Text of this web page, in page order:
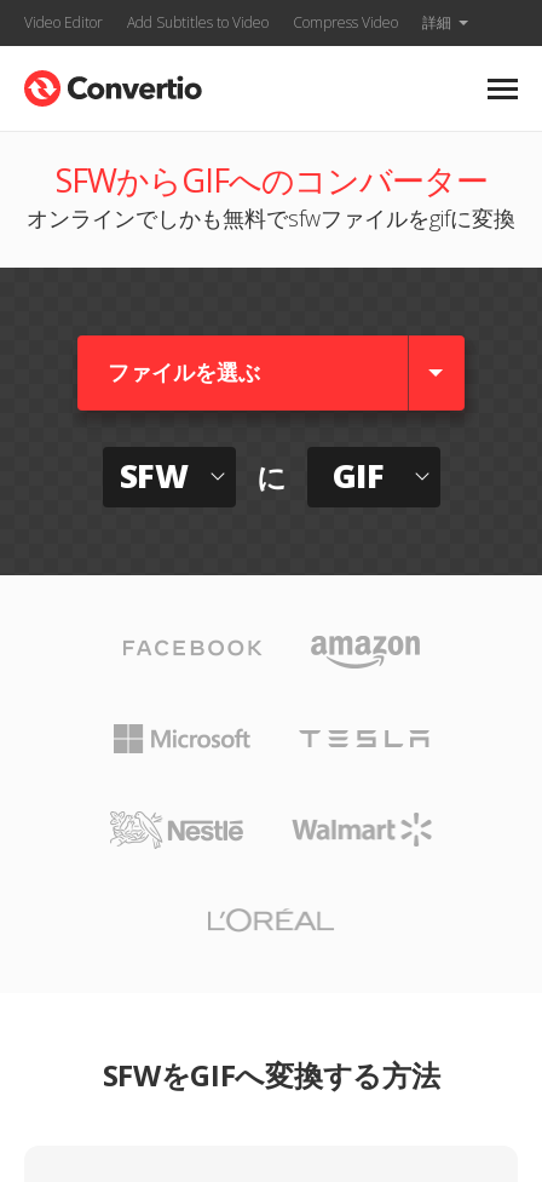
Video Editor Add Subtitles to Video Compress Video 詳細
SFWからGIFへのコンバーター
オンラインでしかも無料でsfwファイルをgifに変換
ファイルを選ぶ
SFW に GIF
SFWをGIFへ変換する方法